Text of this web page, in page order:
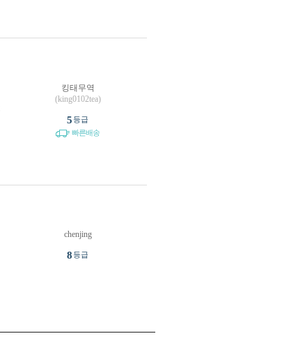
킹태무역
(king0102tea)
5등급
빠른배송
chenjing
8등급